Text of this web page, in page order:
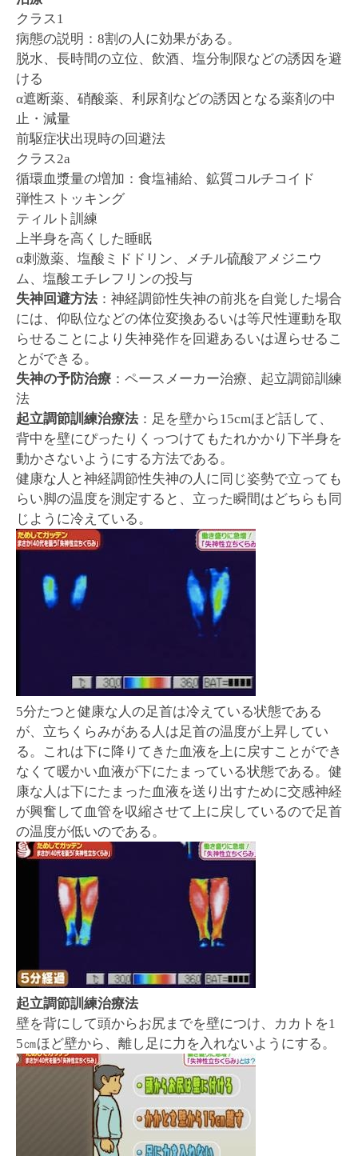
クラス1
病態の説明：8割の人に効果がある。
脱水、長時間の立位、飲酒、塩分制限などの誘因を避
ける
α遮断薬、硝酸薬、利尿剤などの誘因となる薬剤の中
止・減量
前駆症状出現時の回避法
クラス2a
循環血漿量の増加：食塩補給、鉱質コルチコイド
弾性ストッキング
ティルト訓練
上半身を高くした睡眠
α刺激薬、塩酸ミドドリン、メチル硫酸アメジニウ
ム、塩酸エチレフリンの投与
失神回避方法 ：神経調節性失神の前兆を自覚した場合
には、仰臥位などの体位変換あるいは等尺性運動を取
らせることにより失神発作を回避あるいは遅らせるこ
とができる。
失神の予防治療 ：ペースメーカー治療、起立調節訓練
法
起立調節訓練治療法 ：足を壁から15cmほど話して、
背中を壁にぴったりくっつけてもたれかかり下半身を
動かさないようにする方法である。
健康な人と神経調節性失神の人に同じ姿勢で立っても
らい脚の温度を測定すると、立った瞬間はどちらも同
じように冷えている。
5分たつと健康な人の足首は冷えている状態である
が、立ちくらみがある人は足首の温度が上昇してい
る。これは下に降りてきた血液を上に戻すことができ
なくて暖かい血液が下にたまっている状態である。健
康な人は下にたまった血液を送り出すために交感神経
が興奮して血管を収縮させて上に戻しているので足首
の温度が低いのである。
起立調節訓練治療法
壁を背にして頭からお尻までを壁につけ、カカトを1
5㎝ほど壁から、離し足に力を入れないようにする。